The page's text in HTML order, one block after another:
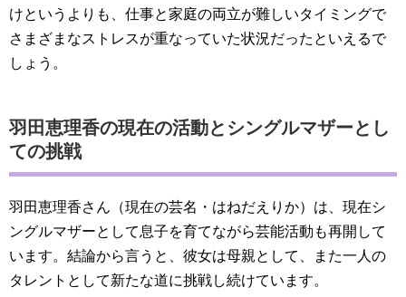
けというよりも、仕事と家庭の両立が難しいタイミングで
さまざまなストレスが重なっていた状況だったといえるで
しょう。
羽田恵理香の現在の活動とシングルマザーとし
ての挑戦
羽田恵理香さん（現在の芸名・はねだえりか）は、現在シ
ングルマザーとして息子を育てながら芸能活動も再開して
います。結論から言うと、彼女は母親として、また一人の
タレントとして新たな道に挑戦し続けています。